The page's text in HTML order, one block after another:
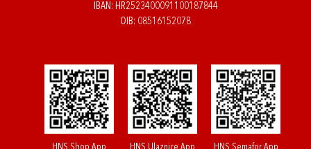
IBAN: HR2523400091100187844
OIB: 08516152078
HNS Shop App HNS Ulaznice App HNS Semafor App